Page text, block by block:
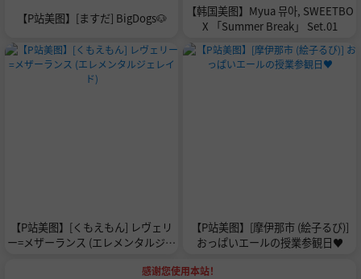
【P站美图】[ますだ] BigDogs🐶
【韩国美图】Myua 뮤아, SWEETBO
X 「Summer Break」 Set.01
【P站美图】[くもえもん] レヴェリ
ー=メザーランス (エレメンタルジェ
【P站美图】[摩伊那市 (絵子るび)]
おっぱいエールの授業参観日♥
感谢您使用本站！